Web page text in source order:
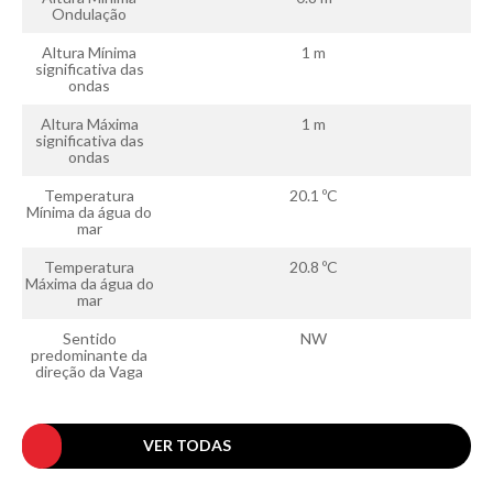
Ondulação
Altura Mínima
significativa das
ondas
1 m
Altura Máxima
significativa das
ondas
1 m
Temperatura
Mínima da água do
mar
20.1 ºC
Temperatura
Máxima da água do
mar
20.8 ºC
Sentido
predominante da
direção da Vaga
NW
VER TODAS